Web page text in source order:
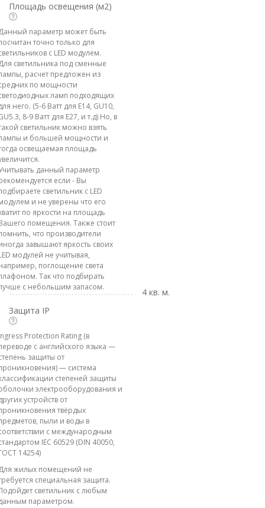
Площадь освещения (м2)
параметр может быть
точно только для
с LED модулем.
светильника под сменные
расчет предложен из
по мощности
ламп подходящих
него. (5-6 Ватт для E14, GU10,
8-9 Ватт для E27, и т.д) Но, в
светильник можно взять
и большей мощности и
освещаемая площадь
данный параметр
если - Вы
светильник с LED
и не уверены что его
по яркости на площадь
помещения. Также стоит
что производители
завышают яркость своих
модулей не учитывая,
поглощение света
Так что подбирать
с небольшим запасом.
4 кв. м.
Защита IP
Protection Rating (в
с английского языка —
защиты от
— система
степеней защиты
электрооборудования и
устройств от
твёрдых
пыли и воды в
с международным
IEC 60529 (DIN 40050,
14254)
жилых помещений не
специальная защита.
светильник с любым
параметром.